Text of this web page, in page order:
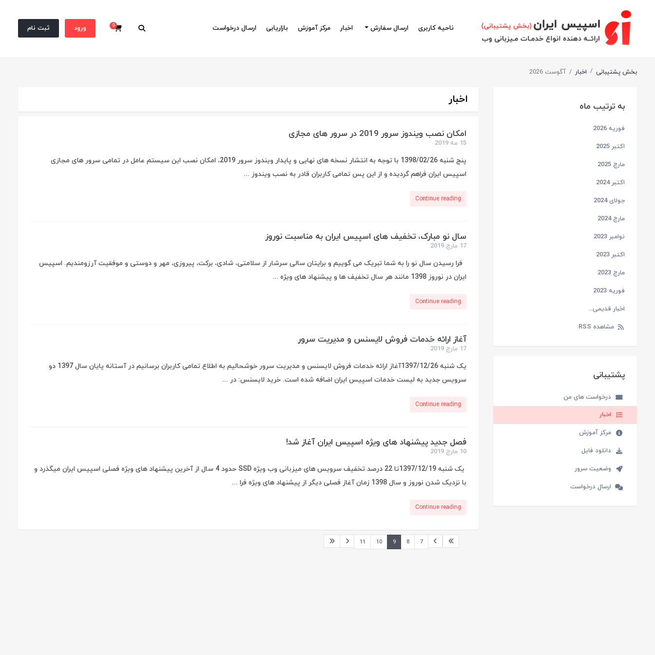
ناحیه کاربری ارسال سفارش اخبار مرکز آموزش بازاریابی ارسال درخواست 0سبد خرید ورود ثبت نام
بخش پشتیبانی اخبار آگوست 2026
به ترتیب ماه
فوریه 2026
اکتبر 2025
مارچ 2025
اکتبر 2024
جولای 2024
مارچ 2024
نوامبر 2023
اکتبر 2023
مارچ 2023
فوریه 2023
اخبار قدیمی...
مشاهده RSS
پشتیبانی
درخواست های من
اخبار
مرکز آموزش
دانلود فایل
وضعیت سرور
ارسال درخواست
اخبار
امکان نصب ویندوز سرور 2019 در سرور های مجازی
15 مه 2019
پنج شنبه 1398/02/26 با توجه به انتشار نسخه های نهایی و پایدار ویندوز سرور 2019، امکان نصب این سیستم عامل در تمامی سرور های مجازی
اسپیس ایران فراهم گردیده و از این پس تمامی کاربران قادر به نصب ویندوز ...
Continue reading
سال نو مبارک، تخفیف های اسپیس ایران به مناسبت نوروز
17 مارچ 2019
فرا رسیدن سال نو را به شما تبریک می گوییم و برایتان سالی سرشار از سلامتی، شادی، برکت، پیروزی، مهر و دوستی و موفقیت آرزومندیم. اسپیس
ایران در نوروز 1398 مانند هر سال تخفیف ها و پیشنهاد های ویژه ...
Continue reading
آغاز ارائه خدمات فروش لایسنس و مدیریت سرور
17 مارچ 2019
یک شنبه 1397/12/26آغاز ارائه خدمات فروش لایسنس و مدیریت سرور خوشحالیم به اطلاع تمامی کاربران برسانیم در آستانه پایان سال 1397 دو
سرویس جدید به لیست خدمات اسپیس ایران اضافه شده است. خرید لایسنس: در ...
Continue reading
فصل جدید پیشنهاد های ویژه اسپیس ایران آغاز شد!
10 مارچ 2019
یک شنبه 1397/12/19تا 22 درصد تخفیف سرویس های میزبانی وب ویژه SSD حدود 4 سال از آخرین پیشنهاد های ویژه فصلی اسپیس ایران میگذرد و
با نزدیک شدن نوروز و سال 1398 زمان آغاز فصلی دیگر از پیشنهاد های ویژه فرا ...
Continue reading
7
8
9
10
11